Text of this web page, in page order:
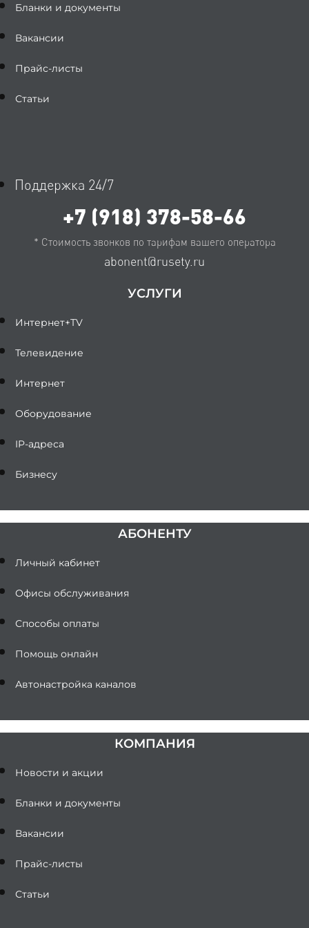
Бланки и документы
Вакансии
Прайс-листы
Статьи
Поддержка 24/7
+7 (918) 378-58-66
* Стоимость звонков по тарифам вашего оператора
abonent@rusety.ru
УСЛУГИ
Интернет+TV
Телевидение
Интернет
Оборудование
IP-адреса
Бизнесу
АБОНЕНТУ
Личный кабинет
Офисы обслуживания
Способы оплаты
Помощь онлайн
Автонастройка каналов
КОМПАНИЯ
Новости и акции
Бланки и документы
Вакансии
Прайс-листы
Статьи